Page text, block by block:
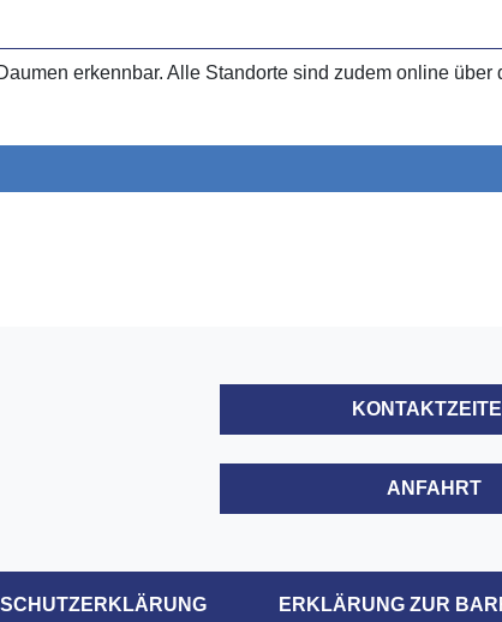
erkennbar. Alle Standorte sind zudem online über
ANFAHRT
ERKLÄRUNG ZUR